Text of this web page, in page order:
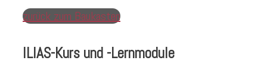
zurück zum Baukasten
ILIAS-Kurs und -Lernmodule